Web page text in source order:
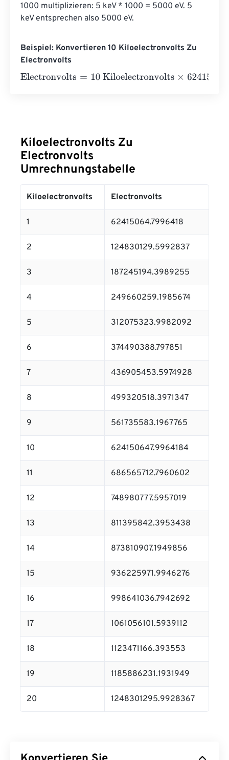
1000 multiplizieren: 5 keV * 1000 = 5000 eV. 5
keV entsprechen also 5000 eV.
Beispiel: Konvertieren 10 Kiloelectronvolts Zu
Electronvolts
Electronvolts=10 Kiloelectronvolts×62415064.79964183
Kiloelectronvolts Zu
Electronvolts
Umrechnungstabelle
Kiloelectronvolts Electronvolts
1 62415064.7996418
2 124830129.5992837
3 187245194.3989255
4 249660259.1985674
5 312075323.9982092
6 374490388.797851
7 436905453.5974928
8 499320518.3971347
9 561735583.1967765
10 624150647.9964184
11 686565712.7960602
12 748980777.5957019
13 811395842.3953438
14 873810907.1949856
15 936225971.9946276
16 998641036.7942692
17 1061056101.5939112
18 1123471166.393553
19 1185886231.1931949
20 1248301295.9928367